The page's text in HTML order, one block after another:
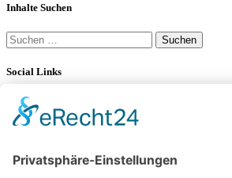
Inhalte Suchen
Suchen
nach:
Social Links
YouTube
LinkedIn 0